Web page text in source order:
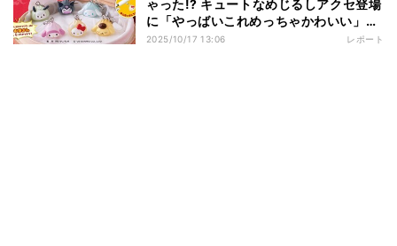
ゃった!? キュートなめじるしアクセ登場
に「やっばいこれめっちゃかわいい」
「これほしい!!!」と話題
2025/10/17 13:06 レポート